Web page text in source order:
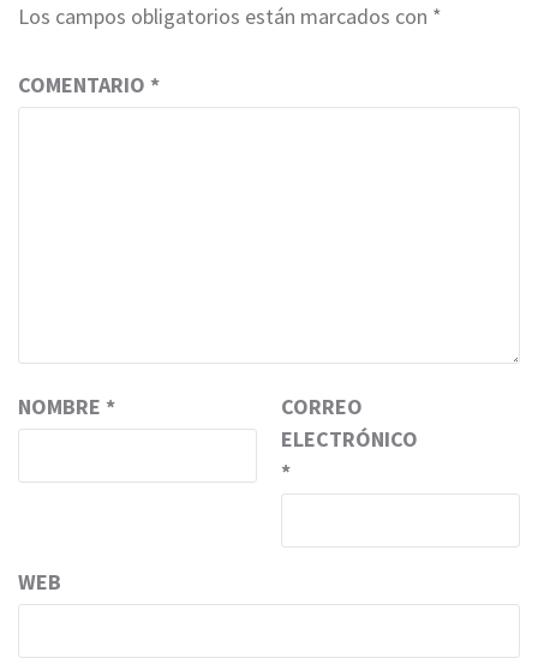
Los campos obligatorios están marcados con *
COMENTARIO *
NOMBRE *
CORREO
ELECTRÓNICO
*
WEB